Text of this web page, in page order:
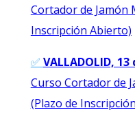
Cortador de Jamón
Inscripción Abierto)
✅ VALLADOLID, 13
Curso Cortador de
(Plazo de